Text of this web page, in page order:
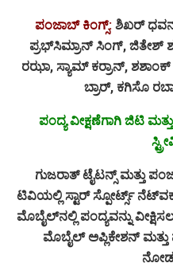
ಪಂಜಾಬ್ ಕಿಂಗ್ಸ್: ಶಿಖರ್
ಪ್ರಭ್‌ಸಿಮ್ರಾನ್ ಸಿಂಗ್, ಜಿತೇಶ್
ರಝಾ, ಸ್ಯಾಮ್ ಕರ್ರಾನ್,
ಬ್ರಾರ್, ಕಗಿಸೊ
ಪಂದ್ಯ ವೀಕ್ಷಣೆಗಾಗಿ ಜಿಟಿ
ಗುಜರಾತ್ ಟೈಟನ್ಸ್ ಮತ್ತು
ಟಿವಿಯಲ್ಲಿ ಸ್ಟಾರ್ ಸ್ಪೋರ್ಟ್ಸ್
ಮೊಬೈಲ್‌ನಲ್ಲಿ ಪಂದ್ಯವನ್ನು
ಮೊಬೈಲ್ ಅಪ್ಲಿಕೇಶನ್